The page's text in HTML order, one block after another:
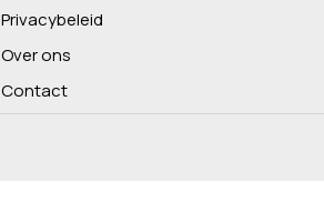
Privacybeleid
Over ons
Contact